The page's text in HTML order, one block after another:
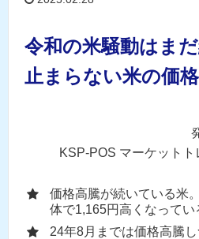
令和の米騒動はま
止まらない米の価
KSP-POS マーケット
価格高騰が続いている米
体で1,165円高くなってい
24年8月までは価格高騰